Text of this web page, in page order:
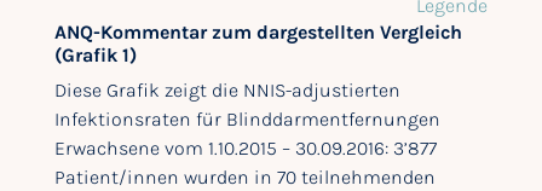
Legende
ANQ-Kommentar zum dargestellten Vergleich
(Grafik 1)
Diese Grafik zeigt die NNIS-adjustierten
Infektionsraten für Blinddarmentfernungen
Erwachsene vom 1.10.2015 – 30.09.2016: 3’877
Patient/innen wurden in 70 teilnehmenden